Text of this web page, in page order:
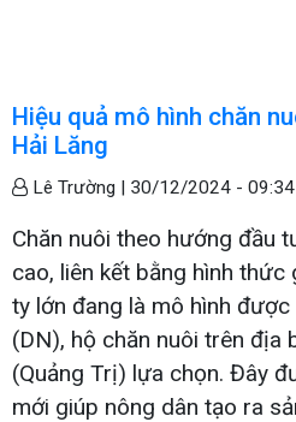
Hiệu quả mô hình chăn
Hải Lăng
Lê Trường | 30/12/2024 - 09:34
Chăn nuôi theo hướng đầu
cao, liên kết bằng hình
ty lớn đang là mô hình được
(DN), hộ chăn nuôi trên địa
(Quảng Trị) lựa chọn. Đây
mới giúp nông dân tạo ra